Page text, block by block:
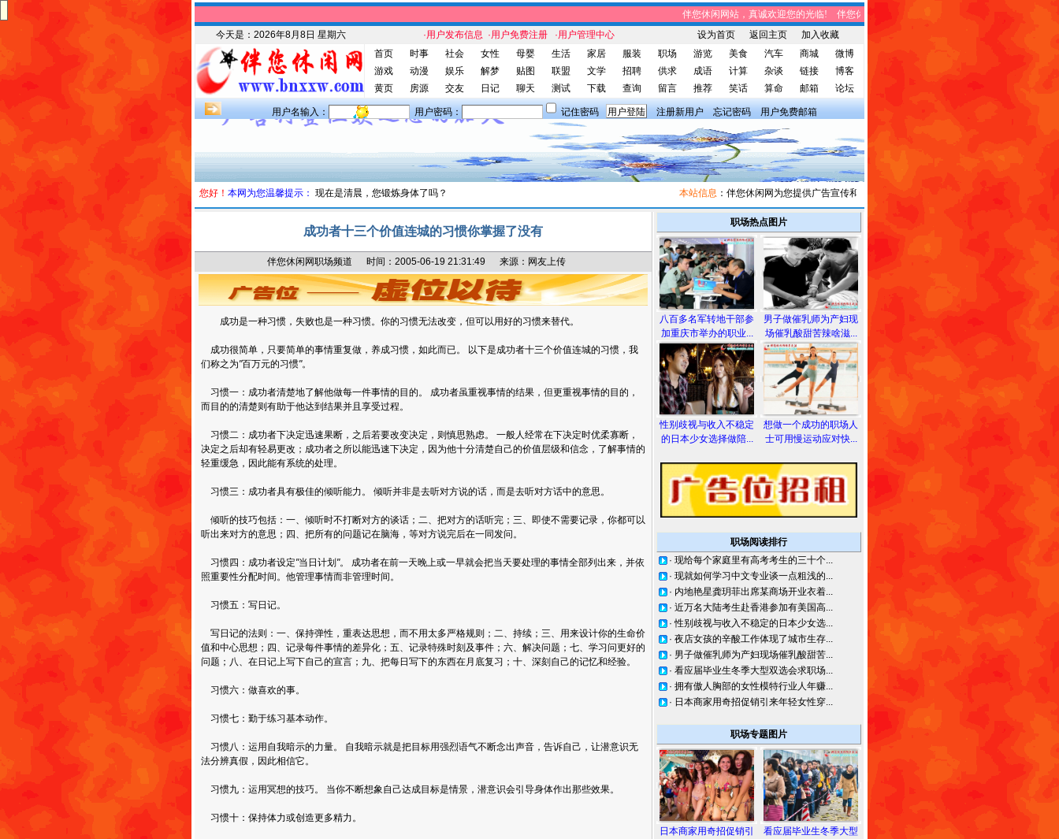
伴您休闲网站，真诚欢迎您的光临! 伴您休闲网站，将免费给您带来趣味时事、笑话集锦
今天是： 2026年8月8日 星期六 ·用户发布信息 ·用户免费注册 ·用户管理中心 设为首页 返回主页
加入收藏
首页
时事 社会 女性 母婴 生活 家居 服装 职场 游览 美食 汽车 商城
微博
游戏
动漫 娱乐 解梦 贴图 联盟 文学 招聘 供求 成语 计算 杂谈 链接
博客
黄页
房源 交友 日记 聊天 测试 下载 查询 留言 推荐 笑话 算命 邮箱 论坛
用户名输入： 用户密码： 记住密码 注册新用户 忘记密码 用户免费邮箱
您好！ 本网为您温馨提示： 现在是清晨，您锻炼身体了吗？ 本站信息：伴您休闲网为您提供广告宣传和信息发布，有需求者请与我们联系。
成功者十三个价值连城的习惯你掌握了没有
伴您休闲网职场频道 时间：2005-06-19 21:31:49 来源：网友上传
成功是一种习惯，失败也是一种习惯。你的习惯无法改变，但可以用好的习惯来替代。
成功很简单，只要简单的事情重复做，养成习惯，如此而已。 以下是成功者十三个价值连城的习惯，我
们称之为"百万元的习惯"。
习惯一：成功者清楚地了解他做每一件事情的目的。 成功者虽重视事情的结果，但更重视事情的目的，
而目的的清楚则有助于他达到结果并且享受过程。
习惯二：成功者下决定迅速果断，之后若要改变决定，则慎思熟虑。 一般人经常在下决定时优柔寡断，
决定之后却有轻易更改；成功者之所以能迅速下决定，因为他十分清楚自己的价值层级和信念，了解事情的
轻重缓急，因此能有系统的处理。
习惯三：成功者具有极佳的倾听能力。 倾听并非是去听对方说的话，而是去听对方话中的意思。
倾听的技巧包括：一、倾听时不打断对方的谈话；二、把对方的话听完；三、即使不需要记录，你都可以
听出来对方的意思；四、把所有的问题记在脑海，等对方说完后在一同发问。
习惯四：成功者设定"当日计划 "。 成功者在前一天晚上或一早就会把当天要处理的事情全部列出来，并依
照重要性分配时间。他管理事情而非管理时间。
习惯五：写日记。
写日记的法则：一、保持弹性，重表达思想，而不用太多严格规则；二、持续；三、用来设计你的生命价
值和中心思想；四、记录每件事情的差异化；五、记录特殊时刻及事件；六、解决问题；七、学习问更好的
问题；八、在日记上写下自己的宣言；九、把每日写下的东西在月底复习；十、深刻自己的记忆和经验。
习惯六：做喜欢的事。
习惯七：勤于练习基本动作。
习惯八：运用自我暗示的力量。 自我暗示就是把目标用强烈语气不断念出声音，告诉自己，让潜意识无
法分辨真假，因此相信它。
习惯九：运用冥想的技巧。 当你不断想象自己达成目标是情景，潜意识会引导身体作出那些效果。
习惯十：保持体力或创造更多精力。
职场热点图片
八百多名军转地干部参
加重庆市举办的职业...
性别歧视与收入不稳定
的日本少女选择做陪...
男子做催乳师为产妇现
场催乳酸甜苦辣啥滋...
想做一个成功的职场人
士可用慢运动应对快...
职场阅读排行
· 现给每个家庭里有高考考生的三十个...
· 现就如何学习中文专业谈一点粗浅的...
· 内地艳星龚玥菲出席某商场开业衣着...
· 近万名大陆考生赴香港参加有美国高...
·性别歧视与收入不稳定的日本少女选...
· 夜店女孩的辛酸工作体现了城市生存...
· 男子做催乳师为产妇现场催乳酸甜苦...
· 看应届毕业生冬季大型双选会求职场...
· 拥有傲人胸部的女性模特行业人年赚...
· 日本商家用奇招促销引来年轻女性穿...
职场专题图片
日本商家用奇招促销引
看应届毕业生冬季大型